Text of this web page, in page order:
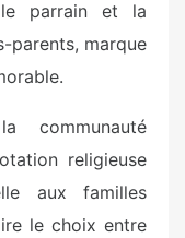
parrain et la
parents, marque
communauté
religieuse
aux familles
le choix entre